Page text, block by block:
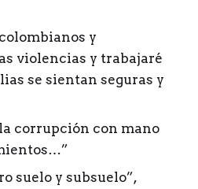
y
violencias y trabajaré
se sientan seguras y
corrupción con mano
suelo y subsuelo”,